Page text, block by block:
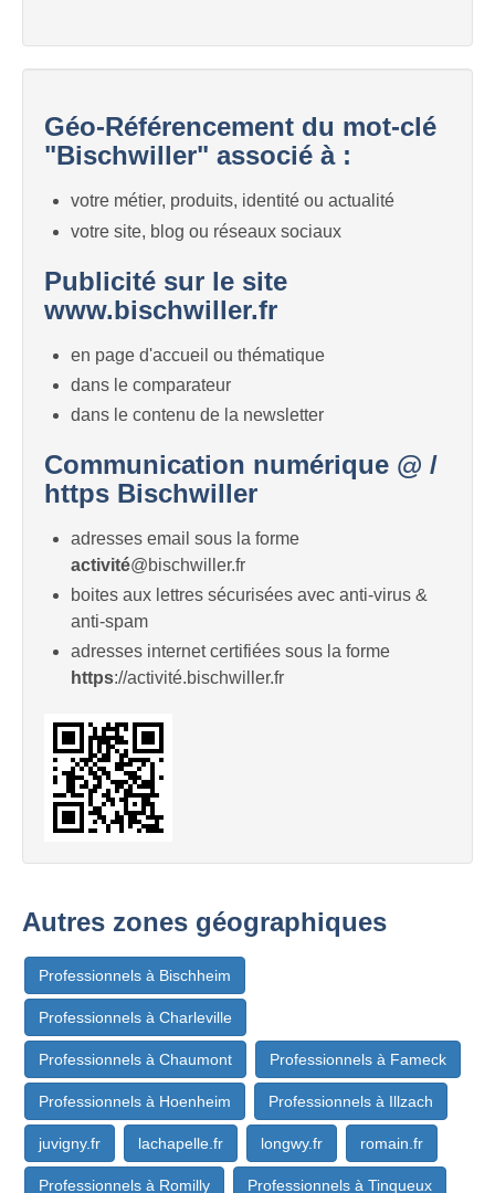
Géo-Référencement du mot-clé
"Bischwiller" associé à :
votre métier, produits, identité ou actualité
votre site, blog ou réseaux sociaux
Publicité sur le site
www.bischwiller.fr
en page d'accueil ou thématique
dans le comparateur
dans le contenu de la newsletter
Communication numérique @ /
https Bischwiller
adresses email sous la forme
activité@bischwiller.fr
boites aux lettres sécurisées avec anti-virus &
anti-spam
adresses internet certifiées sous la forme
https://activité.bischwiller.fr
Autres zones géographiques
Professionnels à Bischheim
Professionnels à Charleville
Professionnels à Chaumont Professionnels à Fameck
Professionnels à Hoenheim Professionnels à Illzach
juvigny.fr lachapelle.fr longwy.fr romain.fr
Professionnels à Romilly Professionnels à Tinqueux